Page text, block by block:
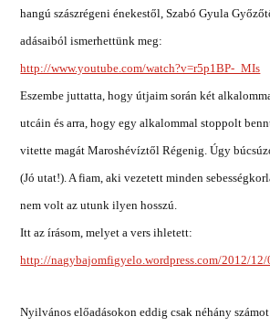
hangú szászrégeni énekestől, Szabó Gyula
adásaiból ismerhettünk meg:
http://www.youtube.com/watch?v=r5p1BP-_MIs
Eszembe juttatta, hogy útjaim során két
utcáin és arra, hogy egy alkalommal stoppolt
vitette magát Maroshévíztől Régenig. Úgy
(Jó utat!). A fiam, aki vezetett minden
nem volt az utunk ilyen hosszú.
Itt az írásom, melyet a vers ihletett:
http://nagybajomfigyelo.wordpress.com/2012/
Nyilvános előadásokon eddig csak néhány